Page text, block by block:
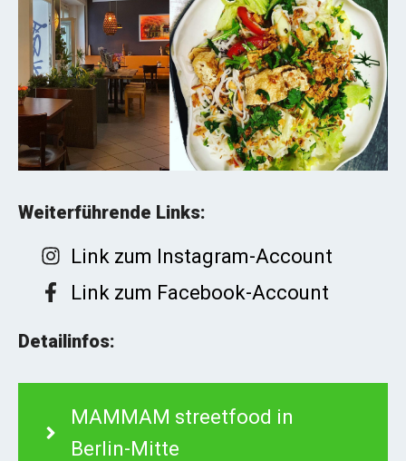
Weiterführende Links:
Link zum Instagram-Account
Link zum Facebook-Account
Detailinfos:
MAMMAM streetfood in
Berlin-Mitte